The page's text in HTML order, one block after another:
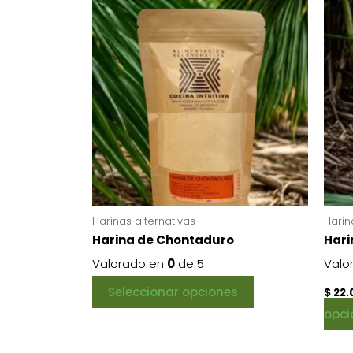
Harinas alternativas
Harina de Chontaduro
Valorado en 0 de 5
Seleccionar opciones
producto
tiene
múltiples
variantes.
Las
opciones
se
pueden
elegir
producto
$